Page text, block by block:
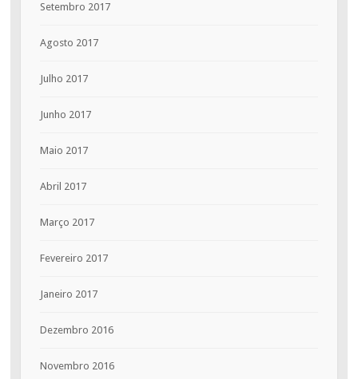
Setembro 2017
Agosto 2017
Julho 2017
Junho 2017
Maio 2017
Abril 2017
Março 2017
Fevereiro 2017
Janeiro 2017
Dezembro 2016
Novembro 2016